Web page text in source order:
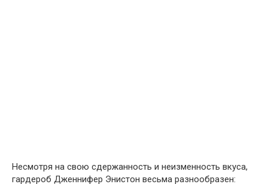
Несмотря на свою сдержанность и неизменность вкуса,
гардероб Дженнифер Энистон весьма разнообразен: